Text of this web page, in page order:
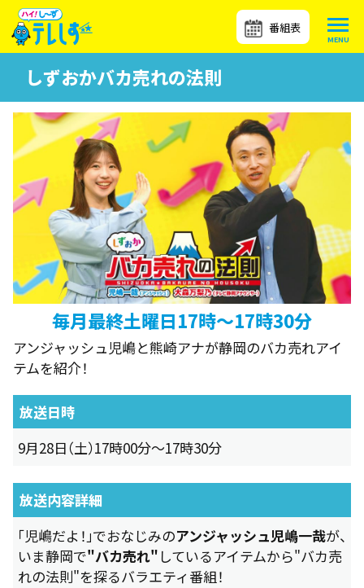
番組表
しずおかバカ売れの法則
毎月最終土曜日17時～17時30分
アンジャッシュ児嶋と熊崎アナが静岡のバカ売れアイ
テムを紹介！
放送日時
9月28日（土）17時00分～17時30分
放送内容詳細
「児嶋だよ！」でおなじみのアンジャッシュ児嶋一哉が、
いま静岡で"バカ売れ" しているアイテムから"バカ売
れの法則"を探るバラエティ番組！